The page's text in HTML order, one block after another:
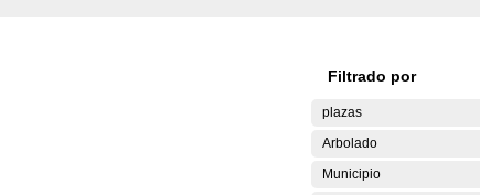
Filtrado por
plazas
Arbolado
Municipio